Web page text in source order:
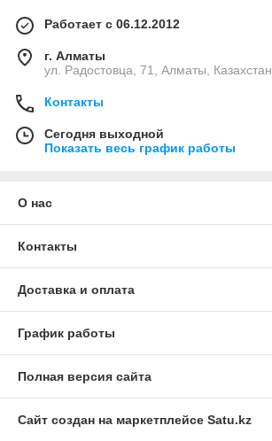
Работает с 06.12.2012
г. Алматы
ул. Радостовца, 71, Алматы, Казахстан
Контакты
Сегодня выходной
Показать весь график работы
О нас
Контакты
Доставка и оплата
График работы
Полная версия сайта
Сайт создан на маркетплейсе Satu.kz